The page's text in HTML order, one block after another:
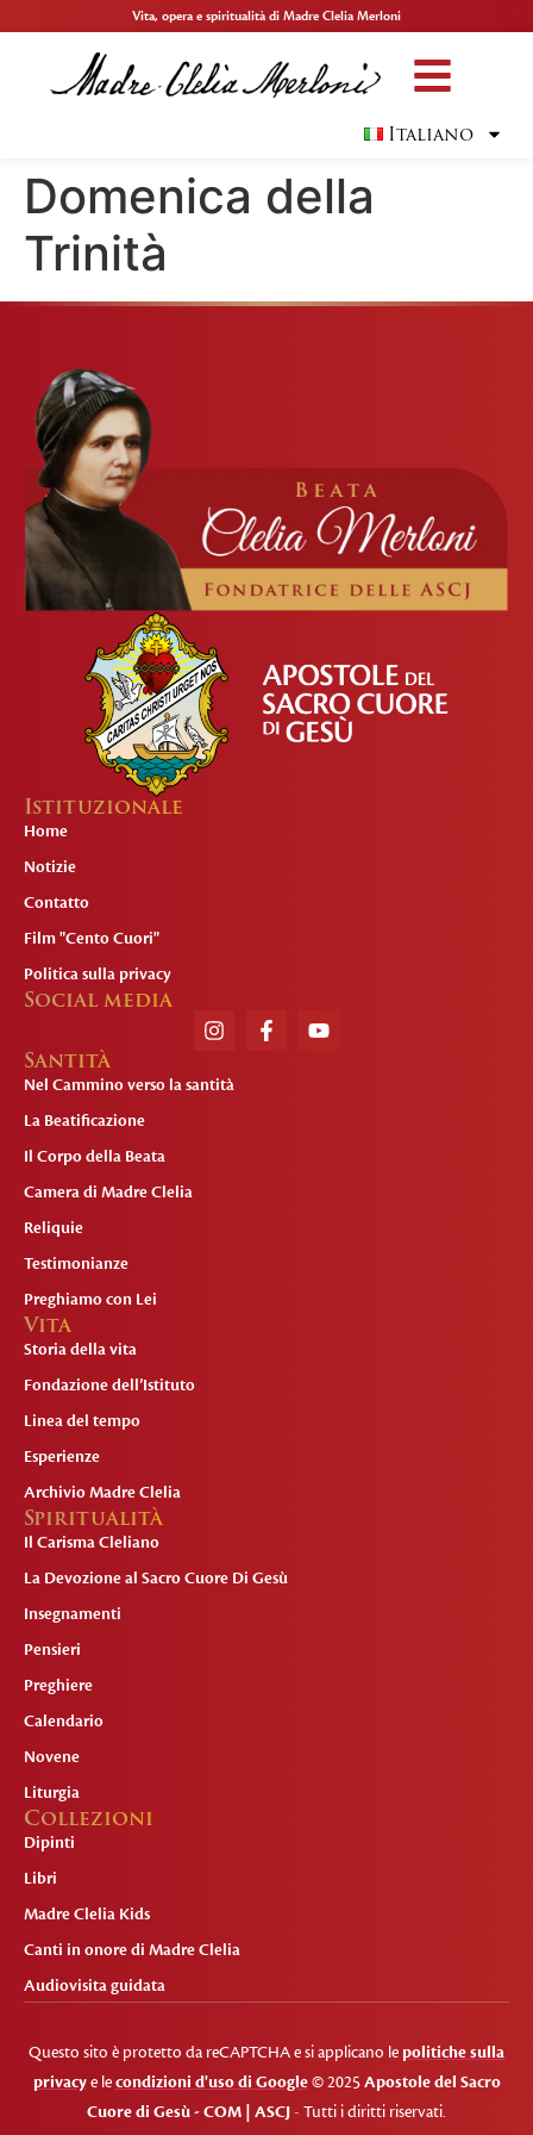
Vita, opera e spiritualità di Madre Clelia Merloni
Italiano
Domenica della
Trinità
Istituzionale
Home
Notizie
Contatto
Film "Cento Cuori"
Politica sulla privacy
Social media
Santità
Nel Cammino verso la santità
La Beatificazione
Il Corpo della Beata
Camera di Madre Clelia
Reliquie
Testimonianze
Preghiamo con Lei
Vita
Storia della vita
Fondazione dell’Istituto
Linea del tempo
Esperienze
Archivio Madre Clelia
Spiritualità
Il Carisma Cleliano
La Devozione al Sacro Cuore Di Gesù
Insegnamenti
Pensieri
Preghiere
Calendario
Novene
Liturgia
Collezioni
Dipinti
Libri
Madre Clelia Kids
Canti in onore di Madre Clelia
Audiovisita guidata
Questo sito è protetto da reCAPTCHA e si applicano le politiche sulla
privacye lecondizioni d'uso di Google© 2025Apostole del Sacro
Cuore di Gesù - COM | ASCJ- Tutti i diritti riservati.